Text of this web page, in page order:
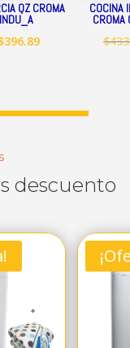
QZ CROMA
396.89El
COCINA
$
descuento